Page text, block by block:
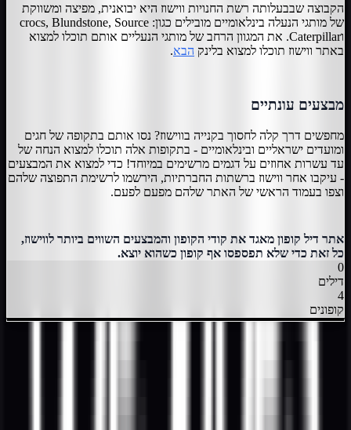
הקבוצה שבבעלותה רשת החנויות ווישוז היא יבואנית, מפיצה ומשווקת
של מותגי הנעלה בינלאומיים מובילים כגון: crocs, Blundstone, Source
וCaterpillar. את המגוון הרחב של מותגי הנעליים אותם תוכלו למצוא
באתר ווישוז תוכלו למצוא בלינק הבא.
מבצעים עונתיים
מחפשים דרך קלה לחסוך בקנייה בווישוז? נסו אותם בתקופה של חגים
ומועדים ישראליים ובינלאומיים - בתקופות אלה תוכלו למצוא הנחה של
עד עשרות אחוזים על דגמים מרשימים במיוחד! כדי למצוא את המבצעים
- עיקבו אחר ווישוז ברשתות החברתיות, הירשמו לרשימת התפוצה שלהם
וצפו בעמוד הראשי של האתר שלהם מפעם לפעם.
אתר דיל קופון מאגד את קודי הקופון והמבצעים השווים ביותר לווישוז,
כל זאת כדי שלא תפספסו אף קופון כשהוא יוצא.
0
דילים
4
קופונים